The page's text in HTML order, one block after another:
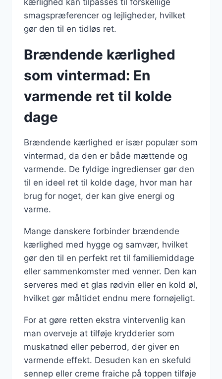
kærlighed kan tilpasses til forskellige
smagspræferencer og lejligheder, hvilket
gør den til en tidløs ret.
Brændende kærlighed
som vintermad: En
varmende ret til kolde
dage
Brændende kærlighed er især populær som
vintermad, da den er både mættende og
varmende. De fyldige ingredienser gør den
til en ideel ret til kolde dage, hvor man har
brug for noget, der kan give energi og
varme.
Mange danskere forbinder brændende
kærlighed med hygge og samvær, hvilket
gør den til en perfekt ret til familiemiddage
eller sammenkomster med venner. Den kan
serveres med et glas rødvin eller en kold øl,
hvilket gør måltidet endnu mere fornøjeligt.
For at gøre retten ekstra vintervenlig kan
man overveje at tilføje krydderier som
muskatnød eller peberrod, der giver en
varmende effekt. Desuden kan en skefuld
sennep eller creme fraiche på toppen tilføje